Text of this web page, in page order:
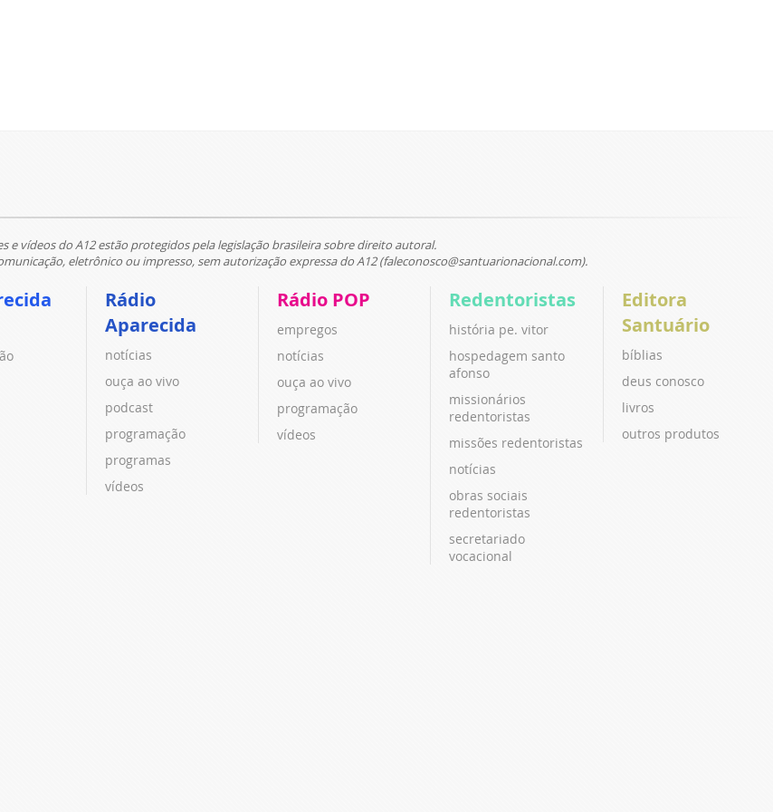
e vídeos do A12 estão protegidos pela legislação brasileira sobre direito autoral.
eletrônico ou impresso, sem autorização expressa do A12 (faleconosco@santuarionacional.com).
Rádio
Aparecida
notícias
ouça ao vivo
podcast
programação
programas
vídeos
Rádio POP
empregos
notícias
ouça ao vivo
programação
vídeos
Redentoristas
história pe. vitor
hospedagem santo
afonso
missionários
redentoristas
missões redentoristas
notícias
obras sociais
redentoristas
secretariado
vocacional
Editora
Santuário
bíblias
deus conosco
livros
outros produtos